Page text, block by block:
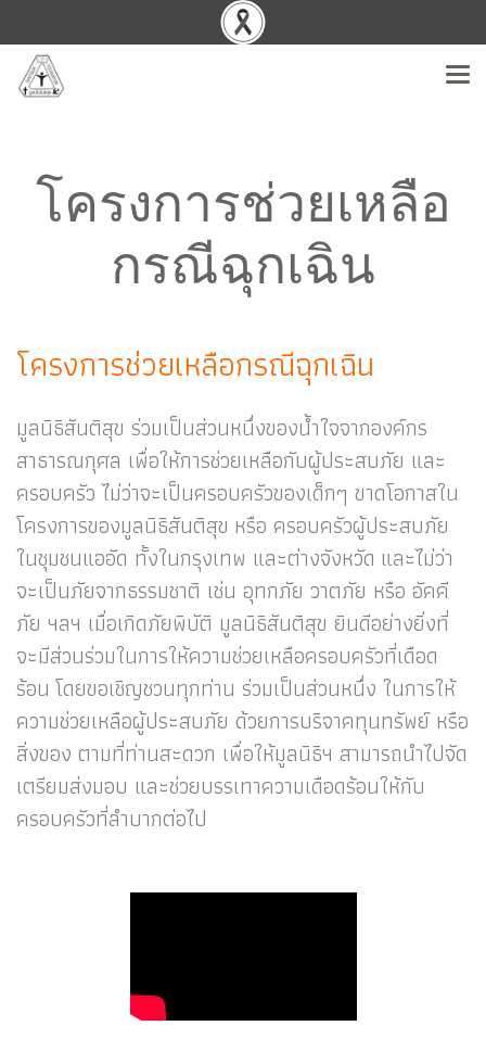
โครงการช่วยเหลือ
กรณีฉุกเฉิน
โครงการช่วยเหลือกรณีฉุกเฉิน
มูลนิธิสันติสุข ร่วมเป็นส่วนหนึ่งของน้ำใจจากองค์กร
สาธารณกุศล เพื่อให้การช่วยเหลือกับผู้ประสบภัย และ
ครอบครัว ไม่ว่าจะเป็นครอบครัวของเด็กๆ ขาดโอกาสใน
โครงการของมูลนิธิสันติสุข หรือ ครอบครัวผู้ประสบภัย
ในชุมชนแออัด ทั้งในกรุงเทพ และต่างจังหวัด และไม่ว่า
จะเป็นภัยจากธรรมชาติ เช่น อุทกภัย วาตภัย หรือ อัคคี
ภัย ฯลฯ เมื่อเกิดภัยพิบัติ มูลนิธิสันติสุข ยินดีอย่างยิ่งที่
จะมีส่วนร่วมในการให้ความช่วยเหลือครอบครัวที่เดือด
ร้อน โดยขอเชิญชวนทุกท่าน ร่วมเป็นส่วนหนึ่ง ในการให้
ความช่วยเหลือผู้ประสบภัย ด้วยการบริจาคทุนทรัพย์ หรือ
สิ่งของ ตามที่ท่านสะดวก เพื่อให้มูลนิธิฯ สามารถนำไปจัด
เตรียมส่งมอบ และช่วยบรรเทาความเดือดร้อนให้กับ
ครอบครัวที่ลำบากต่อไป